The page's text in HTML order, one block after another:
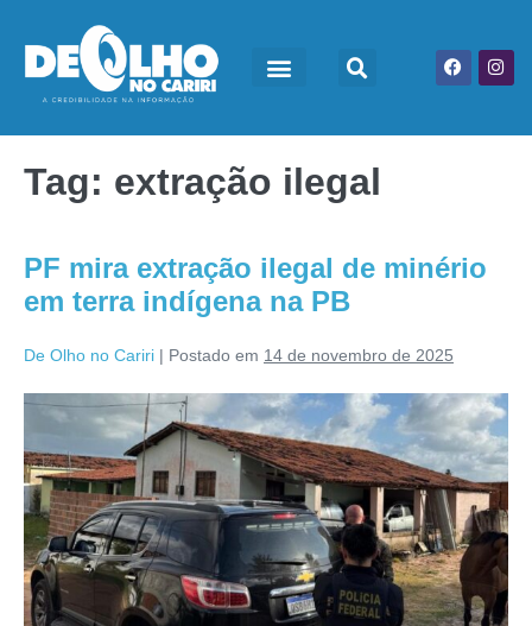
Tag: extração ilegal
PF mira extração ilegal de minério
em terra indígena na PB
De Olho no Cariri | Postado em 14 de novembro de 2025